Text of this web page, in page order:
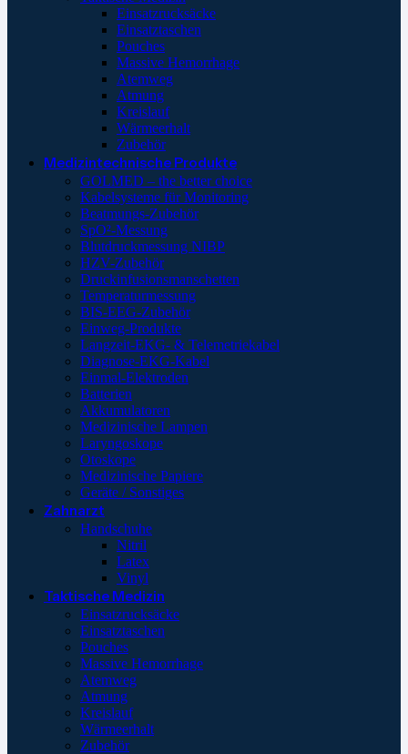
Einsatzrucksäcke
Einsatztaschen
Pouches
Massive Hemorrhage
Atemweg
Atmung
Kreislauf
Wärmeerhalt
Zubehör
Medizintechnische Produkte
GOLMED – the better choice
Kabelsysteme für Monitoring
Beatmungs-Zubehör
SpO²-Messung
Blutdruckmessung NIBP
HZV-Zubehör
Druckinfusionsmanschetten
Temperaturmessung
BIS-EEG-Zubehör
Einweg-Produkte
Langzeit-EKG- & Telemetriekabel
Diagnose-EKG-Kabel
Einmal-Elektroden
Batterien
Akkumulatoren
Medizinische Lampen
Laryngoskope
Otoskope
Medizinische Papiere
Geräte / Sonstiges
Zahnarzt
Handschuhe
Nitril
Latex
Vinyl
Taktische Medizin
Einsatzrucksäcke
Einsatztaschen
Pouches
Massive Hemorrhage
Atemweg
Atmung
Kreislauf
Wärmeerhalt
Zubehör